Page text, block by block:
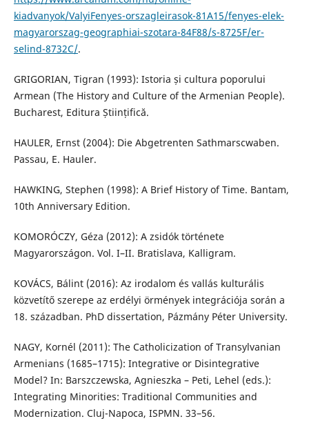
kiadvanyok/ValyiFenyes-orszagleirasok-81A15/fenyes-elek-
magyarorszag-geographiai-szotara-84F88/s-8725F/er-
selind-8732C/.
GRIGORIAN, Tigran (1993): Istoria și cultura poporului
Armean (The History and Culture of the Armenian People).
Bucharest, Editura Științifică.
HAULER, Ernst (2004): Die Abgetrenten Sathmarscwaben.
Passau, E. Hauler.
HAWKING, Stephen (1998): A Brief History of Time. Bantam,
10th Anniversary Edition.
KOMORÓCZY, Géza (2012): A zsidók története
Magyarországon. Vol. I–II. Bratislava, Kalligram.
KOVÁCS, Bálint (2016): Az irodalom és vallás kulturális
közvetítő szerepe az erdélyi örmények integrációja során a
18. században. PhD dissertation, Pázmány Péter University.
NAGY, Kornél (2011): The Catholicization of Transylvanian
Armenians (1685–1715): Integrative or Disintegrative
Model? In: Barszczewska, Agnieszka – Peti, Lehel (eds.):
Integrating Minorities: Traditional Communities and
Modernization. Cluj-Napoca, ISPMN. 33–56.